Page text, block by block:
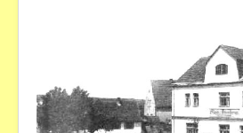
Speisekarte
unsere Lieferanten